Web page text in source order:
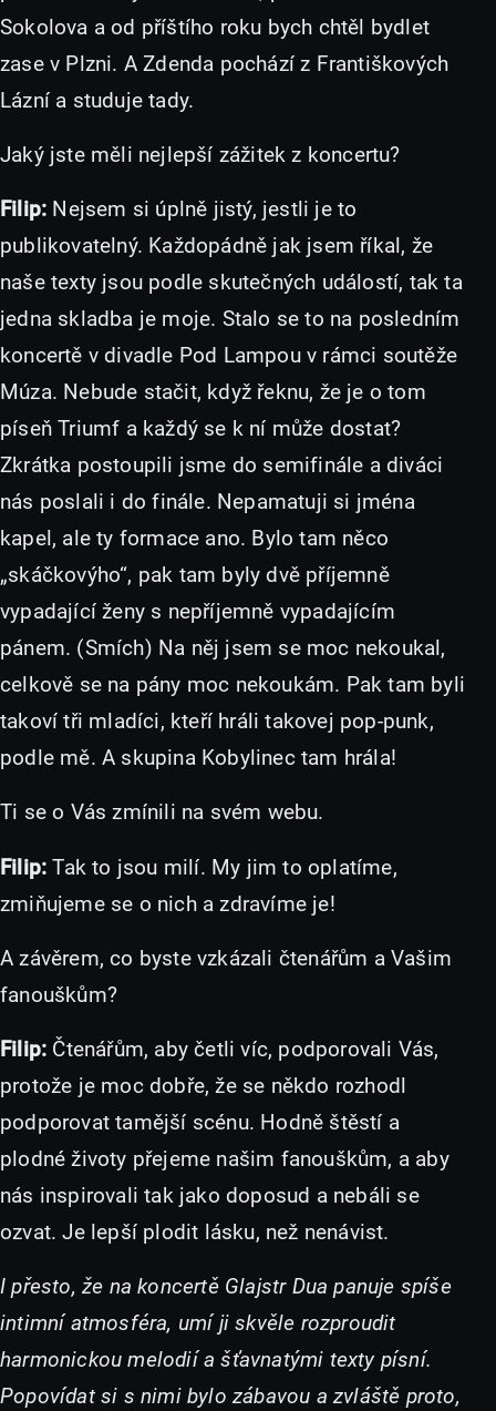
Sokolova a od příštího roku bych chtěl bydlet
zase v Plzni. A Zdenda pochází z Františkových
Lázní a studuje tady.
Jaký jste měli nejlepší zážitek z koncertu?
Filip: Nejsem si úplně jistý, jestli je to
publikovatelný. Každopádně jak jsem říkal, že
naše texty jsou podle skutečných událostí, tak ta
jedna skladba je moje. Stalo se to na posledním
koncertě v divadle Pod Lampou v rámci soutěže
Múza. Nebude stačit, když řeknu, že je o tom
píseň Triumf a každý se k ní může dostat?
Zkrátka postoupili jsme do semifinále a diváci
nás poslali i do finále. Nepamatuji si jména
kapel, ale ty formace ano. Bylo tam něco
„skáčkovýho“, pak tam byly dvě příjemně
vypadající ženy s nepříjemně vypadajícím
pánem. (Smích) Na něj jsem se moc nekoukal,
celkově se na pány moc nekoukám. Pak tam byli
takoví tři mladíci, kteří hráli takovej pop-punk,
podle mě. A skupina Kobylinec tam hrála!
Ti se o Vás zmínili na svém webu.
Filip: Tak to jsou milí. My jim to oplatíme,
zmiňujeme se o nich a zdravíme je!
A závěrem, co byste vzkázali čtenářům a Vašim
fanouškům?
Filip: Čtenářům, aby četli víc, podporovali Vás,
protože je moc dobře, že se někdo rozhodl
podporovat tamější scénu. Hodně štěstí a
plodné životy přejeme našim fanouškům, a aby
nás inspirovali tak jako doposud a nebáli se
ozvat. Je lepší plodit lásku, než nenávist.
I přesto, že na koncertě Glajstr Dua panuje spíše
intimní atmosféra, umí ji skvěle rozproudit
harmonickou melodií a šťavnatými texty písní.
Popovídat si s nimi bylo zábavou a zvláště proto,